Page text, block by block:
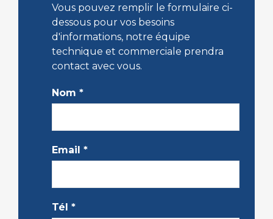
Vous pouvez remplir le formulaire ci-
dessous pour vos besoins
d'informations, notre équipe
technique et commerciale prendra
contact avec vous.
Nom *
Email *
Tél *